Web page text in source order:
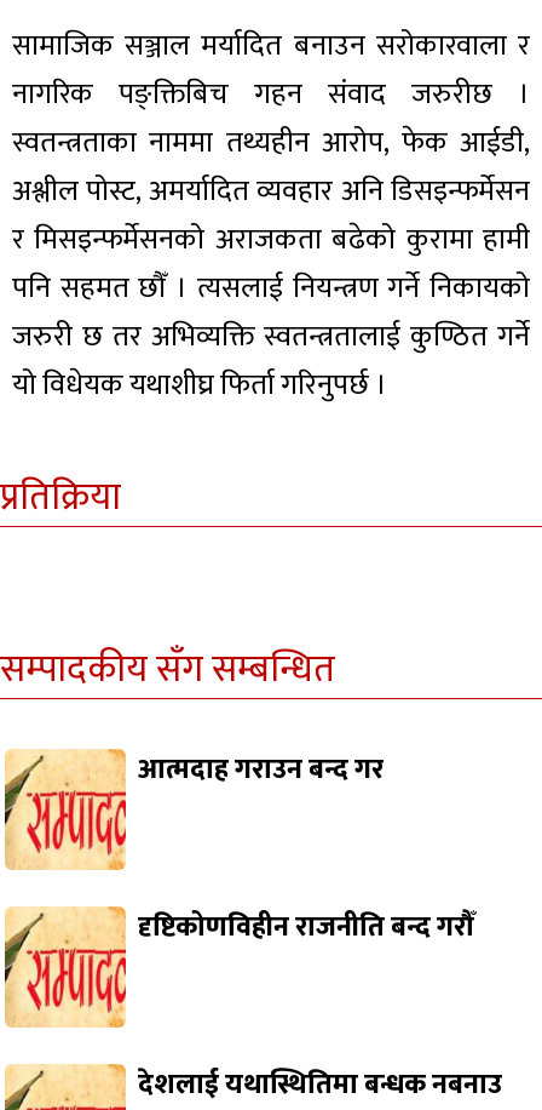
सामाजिक सञ्जाल मर्यादित बनाउन सरोकारवाला र
नागरिक पङ्क्तिबिच गहन संवाद जरुरीछ ।
स्वतन्त्रताका नाममा तथ्यहीन आरोप, फेक आईडी,
अश्लील पोस्ट, अमर्यादित व्यवहार अनि डिसइन्फर्मेसन
र मिसइन्फर्मेसनको अराजकता बढेको कुरामा हामी
पनि सहमत छौँ । त्यसलाई नियन्त्रण गर्ने निकायको
जरुरी छ तर अभिव्यक्ति स्वतन्त्रतालाई कुण्ठित गर्ने
यो विधेयक यथाशीघ्र फिर्ता गरिनुपर्छ ।
प्रतिक्रिया
सम्पादकीय सँग सम्बन्धित
आत्मदाह गराउन बन्द गर
दृष्टिकोणविहीन राजनीति बन्द गरौँ
देशलाई यथास्थितिमा बन्धक नबनाउ